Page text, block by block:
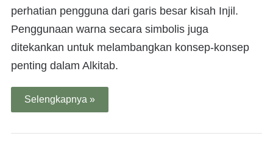
perhatian pengguna dari garis besar kisah Injil.
Penggunaan warna secara simbolis juga
ditekankan untuk melambangkan konsep-konsep
penting dalam Alkitab.
Selengkapnya »